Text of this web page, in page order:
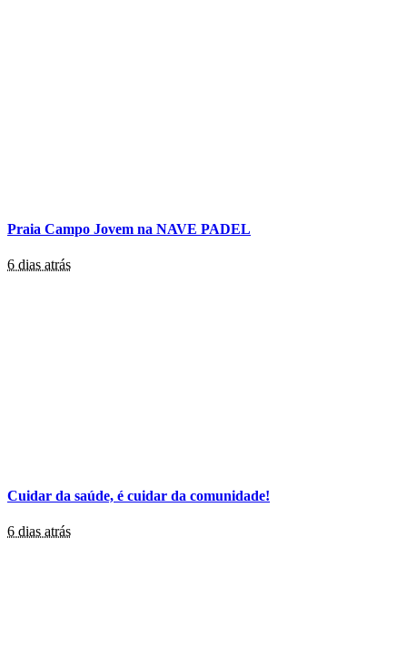
Praia Campo Jovem na NAVE PADEL
6 dias atrás
Cuidar da saúde, é cuidar da comunidade!
6 dias atrás